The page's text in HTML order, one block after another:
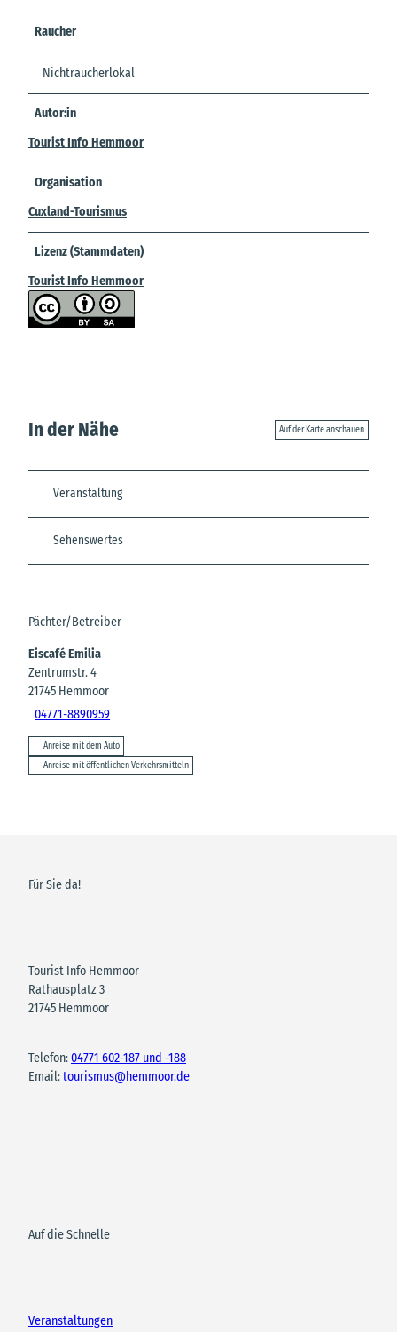
Raucher
Nichtraucherlokal
Autor:in
Tourist Info Hemmoor
Organisation
Cuxland-Tourismus
Lizenz (Stammdaten)
Tourist Info Hemmoor
In der Nähe Auf der Karte anschauen
Veranstaltung
Sehenswertes
Pächter/Betreiber
Eiscafé Emilia
Zentrumstr. 4
21745 Hemmoor
04771-8890959
Anreise mit dem Auto
Anreise mit öffentlichen Verkehrsmitteln
Für Sie da!
Tourist Info Hemmoor
Rathausplatz 3
21745 Hemmoor
Telefon:04771 602-187 und -188
Email:tourismus@hemmoor.de
Auf die Schnelle
Veranstaltungen